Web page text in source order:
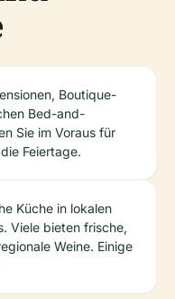
Boutique-
Bed-and-
Sie im Voraus für
Feiertage.
Küche in lokalen
Viele bieten frische,
Weine. Einige